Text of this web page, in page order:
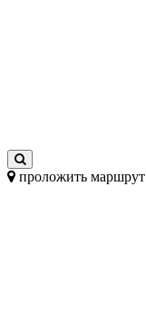
проложить маршрут